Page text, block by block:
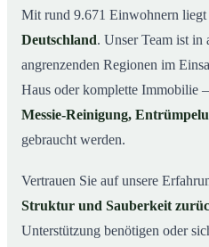
Mit rund 9.671 Einwohnern liegt
Deutschland. Unser Team ist in
angrenzenden Regionen im
Haus oder komplette Immobilie
Messie-Reinigung,
gebraucht werden.
Vertrauen Sie auf unsere
Struktur und Sauberkeit
Unterstützung benötigen oder